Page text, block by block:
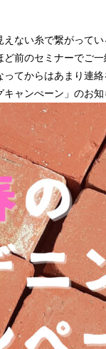
ない糸で繋がってい
ど前のセミナーでご一
てからはあまり連絡
ャンぺーン」のお知